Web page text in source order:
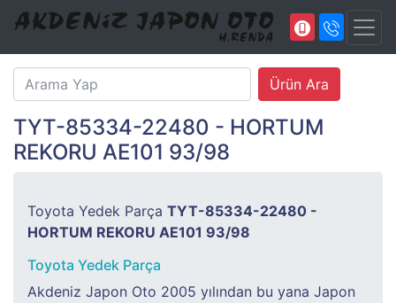
TYT-85334-22480 - HORTUM
REKORU AE101 93/98
Toyota Yedek Parça TYT-85334-22480 -
HORTUM REKORU AE101 93/98
Toyota Yedek Parça
Akdeniz Japon Oto 2005 yılından bu yana Japon